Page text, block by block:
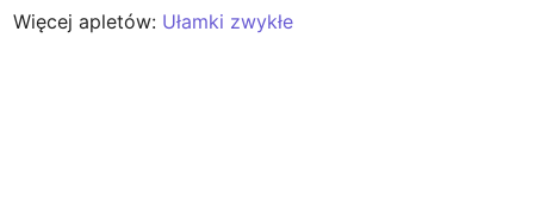
Więcej apletów: Ułamki zwykłe